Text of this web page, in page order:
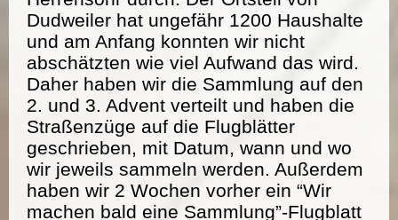
Dudweiler hat ungefähr 1200 Haushalte
und am Anfang konnten wir nicht
abschätzten wie viel Aufwand das wird.
Daher haben wir die Sammlung auf den
2. und 3. Advent verteilt und haben die
Straßenzüge auf die Flugblätter
geschrieben, mit Datum, wann und wo
wir jeweils sammeln werden. Außerdem
haben wir 2 Wochen vorher ein “Wir
machen bald eine Sammlung”-Flugblatt